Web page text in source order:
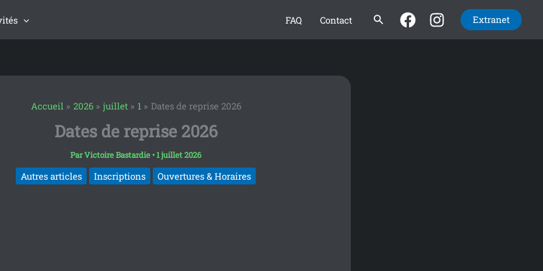
FAQ Contact Rechercher Extranet
Accueil 2026 juillet 1 Dates de reprise 2026
Dates de reprise 2026
ParVictoire Bastardie •1 juillet 2026
Autres articles Inscriptions Ouvertures & Horaires